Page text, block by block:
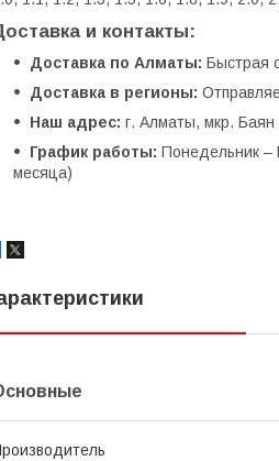
и контакты:
Доставка по Алматы: Быстрая
Доставка в регионы:
Наш адрес: г. Алматы, мкр. Баян
График работы: Понедельник –
месяца)